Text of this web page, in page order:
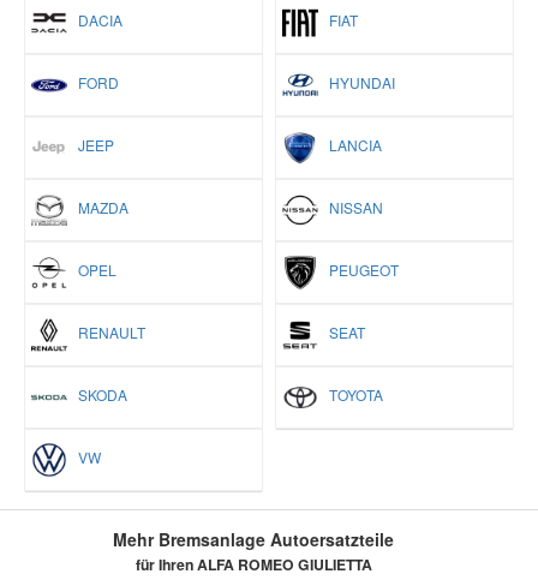
DACIA FIAT
FORD HYUNDAI
JEEP LANCIA
MAZDA NISSAN
OPEL PEUGEOT
RENAULT SEAT
SKODA TOYOTA
VW
Mehr Bremsanlage Autoersatzteile
für Ihren ALFA ROMEO GIULIETTA